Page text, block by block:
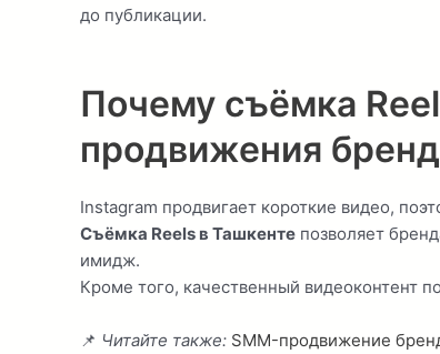
до публикации.
Почему съёмка
продвижения
Instagram продвигает короткие видео,
Съёмка Reels в Ташкенте позволяет
имидж.
Кроме того, качественный видеоконтент
📌 Читайте также: SMM-продвижение